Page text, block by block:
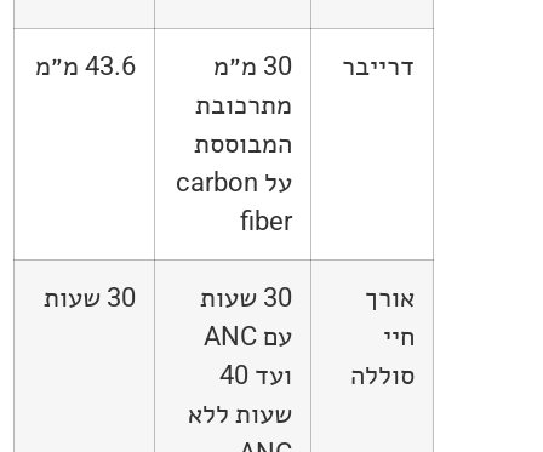
30 מ״מ
על carbon
43.6 מ״מ
30 שעות
ועד 40
30 שעות